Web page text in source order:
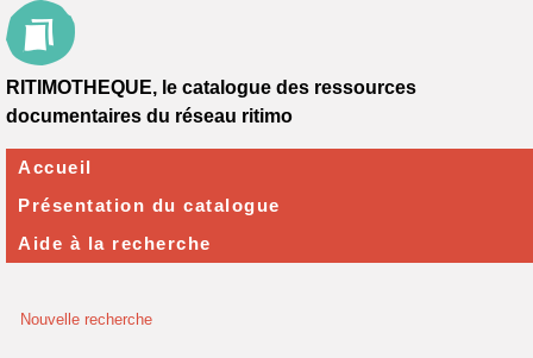
Nouvelle recherche
RITIMOTHEQUE, le catalogue des ressources
documentaires du réseau ritimo
Accueil
Présentation du catalogue
Aide à la recherche